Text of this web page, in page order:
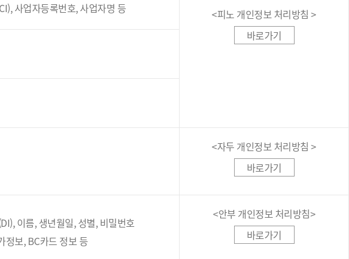
<피노 개인정보 처리방침 >
바로가기
사업자등록번호, 사업자명 등
<자두 개인정보 처리방침 >
바로가기
이름, 생년월일, 성별, 비밀번호
정보, BC카드 정보 등
<안부 개인정보 처리방침>
바로가기